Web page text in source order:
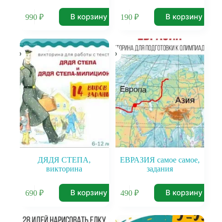
990 ₽ В корзину 190₽ В корзину
ДЯДЯ СТЕПА,
викторина
690 ₽ В корзину
ЕВРАЗИЯ самое самое,
задания
490₽ В корзину